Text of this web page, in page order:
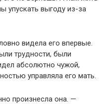
выгоду из-за
видела его впервые.
трудности, были
абсолютно чужой,
управляла его мать.
произнесла она. —